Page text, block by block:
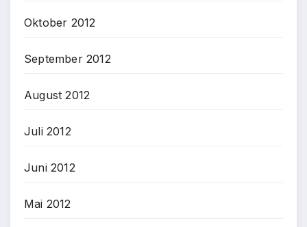
Oktober 2012
September 2012
August 2012
Juli 2012
Juni 2012
Mai 2012